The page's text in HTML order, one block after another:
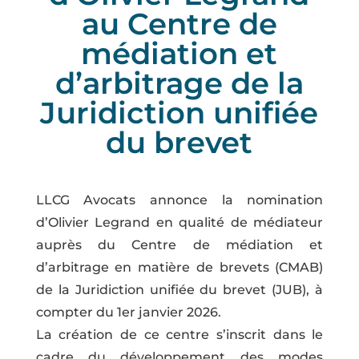
au Centre de
médiation et
d’arbitrage de la
Juridiction unifiée
du brevet
LLCG Avocats annonce la nomination
d’Olivier Legrand en qualité de médiateur
auprès du Centre de médiation et
d’arbitrage en matière de brevets (CMAB)
de la Juridiction unifiée du brevet (JUB), à
compter du 1er janvier 2026.
La création de ce centre s’inscrit dans le